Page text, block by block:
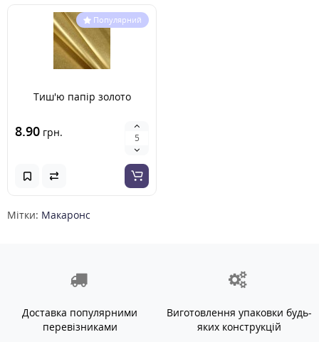
Популярний
Тиш'ю папір золото
8.90 грн.
Мітки: Макаронс
Доставка популярними
перевізниками
Виготовлення упаковки будь-
яких конструкцій